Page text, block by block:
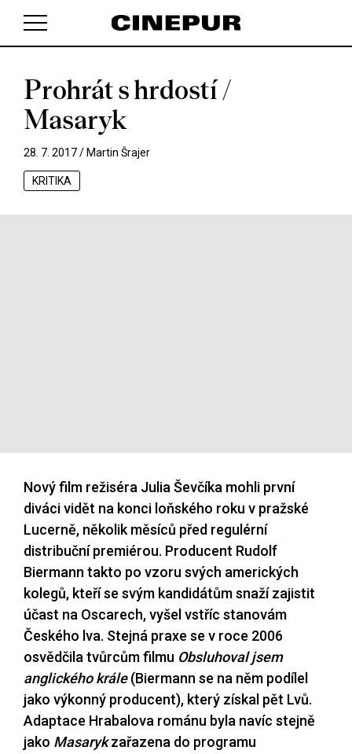
V košíku zatím nemáte žádné položky.
Prohrát s hrdostí /
Masaryk
28. 7. 2017 / Martin Šrajer
KRITIKA
Nový film režiséra Julia Ševčíka mohli první
diváci vidět na konci loňského roku v pražské
Lucerně, několik měsíců před regulérní
distribuční premiérou. Producent Rudolf
Biermann takto po vzoru svých amerických
kolegů, kteří se svým kandidátům snaží zajistit
účast na Oscarech, vyšel vstříc stanovám
Českého lva. Stejná praxe se v roce 2006
osvědčila tvůrcům filmu Obsluhoval jsem
anglického krále(Biermann se na něm podílel
jako výkonný producent), který získal pět Lvů.
Adaptace Hrabalova románu byla navíc stejně
jako Masarykzařazena do programu